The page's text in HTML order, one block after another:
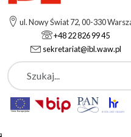
ul. Nowy Świat 72, 00-330
+48 22 826 99 45
sekretariat@ibl.waw.pl
Szukaj
Instytut Badań Literackich
Pracownie i zespoły
Ośrodek Badań
Ośrodek